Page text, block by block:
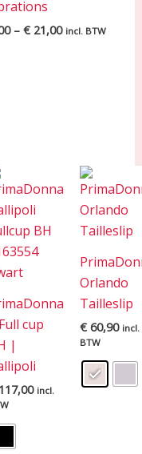
– € 21,00 incl. BTW
cup
|
incl.
Orlando
Tailleslip
€60,90 incl.
BTW